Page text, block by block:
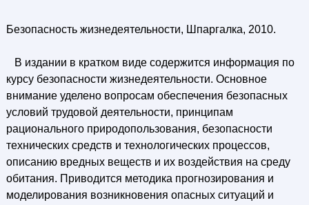
Безопасность жизнедеятельности, Шпаргалка, 2010.
В издании в кратком виде содержится информация по
курсу безопасности жизнедеятельности. Основное
внимание уделено вопросам обеспечения безопасных
условий трудовой деятельности, принципам
рационального природопользования, безопасности
технических средств и технологических процессов,
описанию вредных веществ и их воздействия на среду
обитания. Приводится методика прогнозирования и
моделирования возникновения опасных ситуаций и